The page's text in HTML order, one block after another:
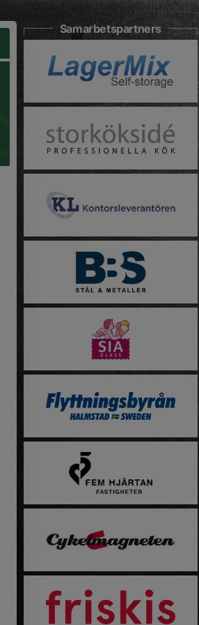
Samarbetspartners